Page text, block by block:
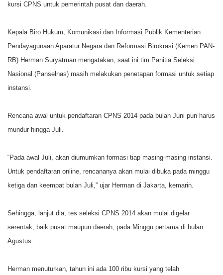
kursi CPNS untuk pemerintah pusat dan daerah.
Kepala Biro Hukum, Komunikasi dan Informasi Publik Kementerian
Pendayagunaan Aparatur Negara dan Reformasi Birokrasi (Kemen PAN-
RB) Herman Suryatman mengatakan, saat ini tim Panitia Seleksi
Nasional (Panselnas) masih melakukan penetapan formasi untuk setiap
instansi.
Rencana awal untuk pendaftaran CPNS 2014 pada bulan Juni pun harus
mundur hingga Juli.
“Pada awal Juli, akan diumumkan formasi tiap masing-masing instansi.
Untuk pendaftaran online, rencananya akan mulai dibuka pada minggu
ketiga dan keempat bulan Juli,” ujar Herman di Jakarta, kemarin.
Sehingga, lanjut dia, tes seleksi CPNS 2014 akan mulai digelar
serentak, baik pusat maupun daerah, pada Minggu pertama di bulan
Agustus.
Herman menuturkan, tahun ini ada 100 ribu kursi yang telah